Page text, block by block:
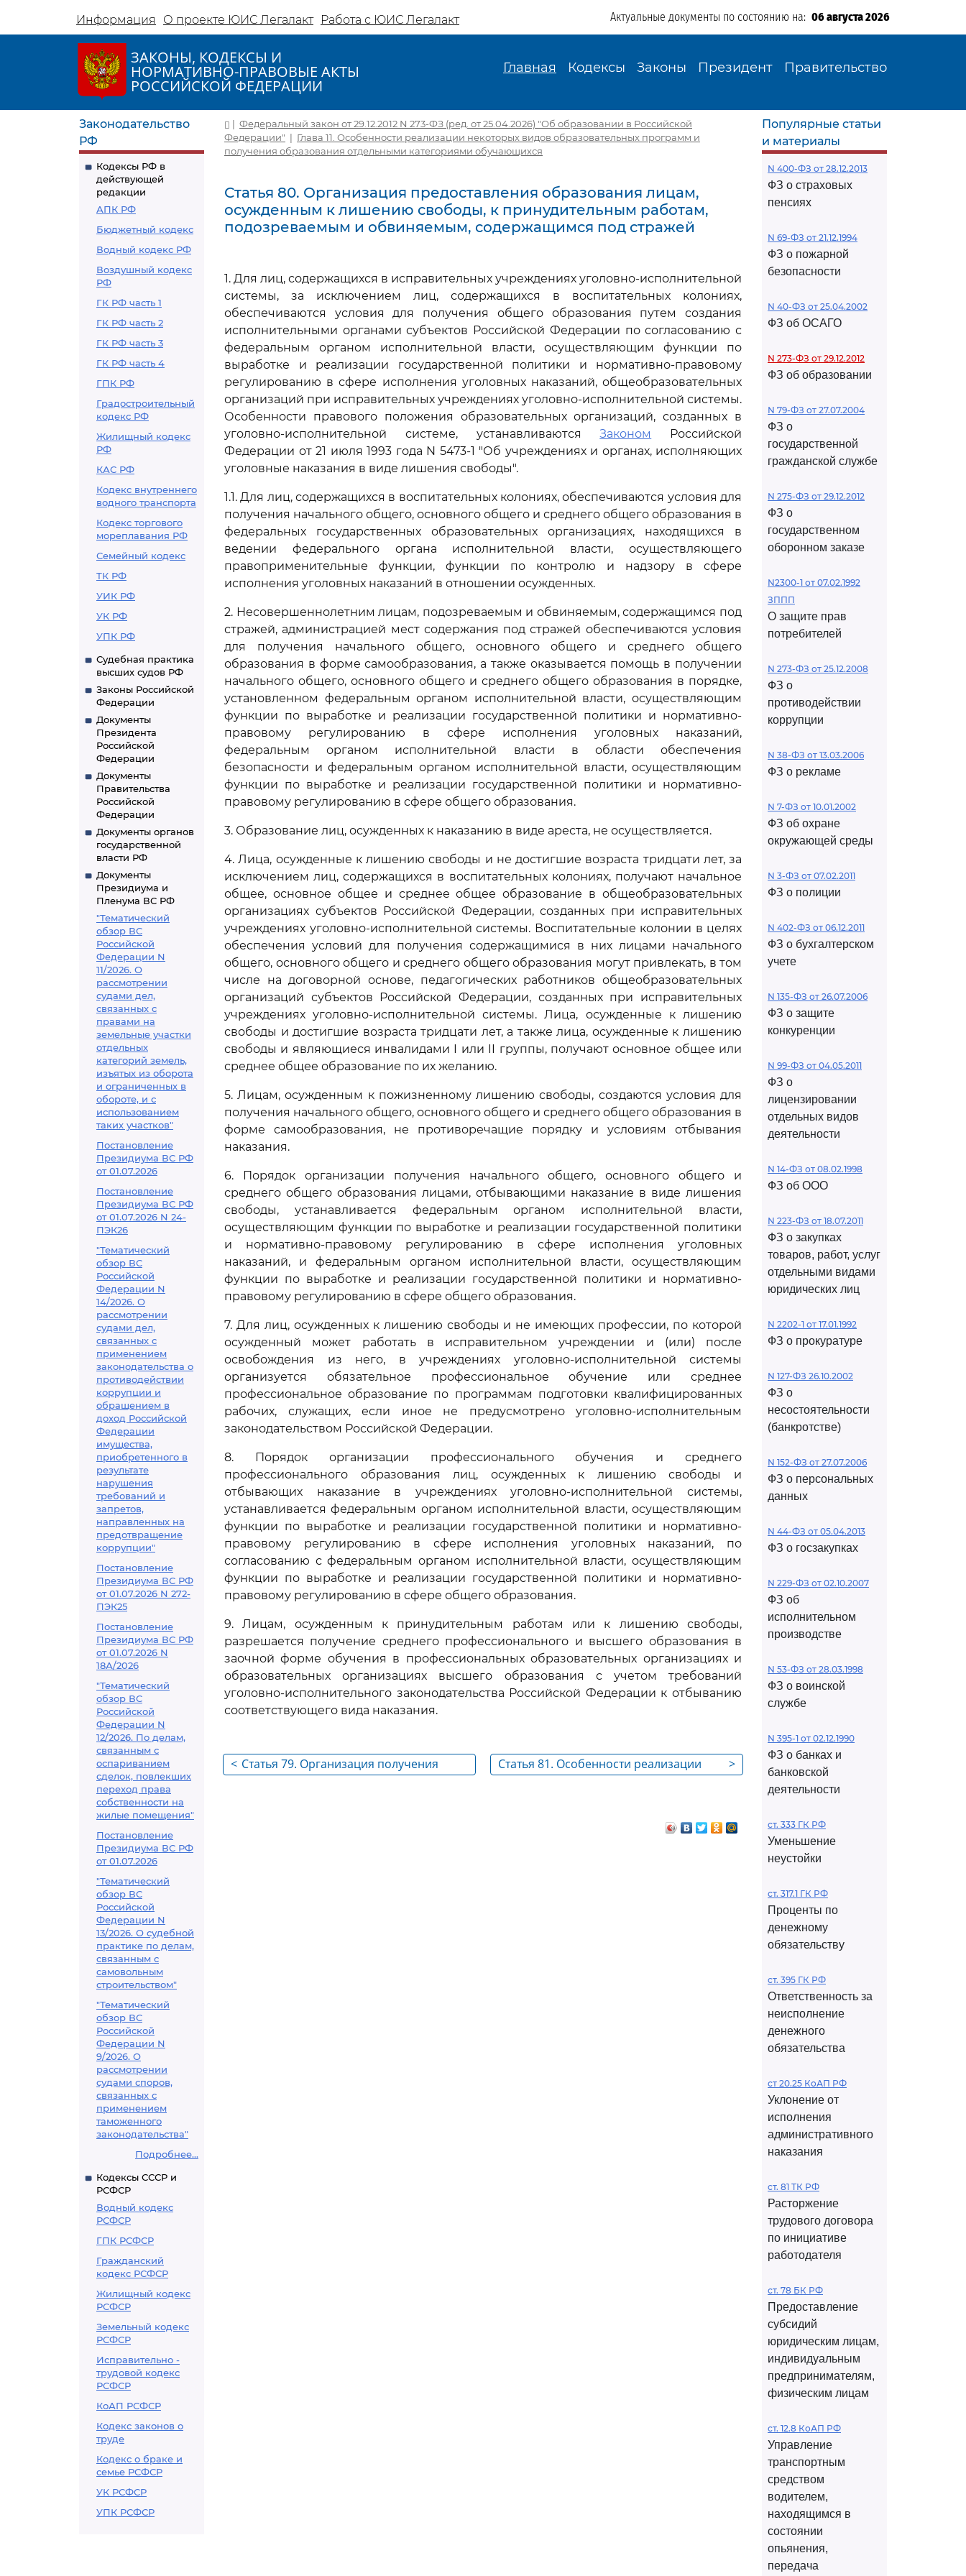
Информация О проекте ЮИС Легалакт Работа с ЮИС Легалакт Актуальные документы по состоянию на: 06 августа 2026
ЗАКОНЫ, КОДЕКСЫ И
НОРМАТИВНО-ПРАВОВЫЕ АКТЫ
РОССИЙСКОЙ ФЕДЕРАЦИИ
Главная Кодексы Законы Президент Правительство
Законодательство
РФ
Кодексы РФ в
действующей
редакции
АПК РФ
Бюджетный кодекс
Водный кодекс РФ
Воздушный кодекс
РФ
ГК РФ часть 1
ГК РФ часть 2
ГК РФ часть 3
ГК РФ часть 4
ГПК РФ
Градостроительный
кодекс РФ
Жилищный кодекс
РФ
КАС РФ
Кодекс внутреннего
водного транспорта
Кодекс торгового
мореплавания РФ
Семейный кодекс
ТК РФ
УИК РФ
УК РФ
УПК РФ
Судебная практика
высших судов РФ
Законы Российской
Федерации
Документы
Президента
Российской
Федерации
Документы
Правительства
Российской
Федерации
Документы органов
государственной
власти РФ
Документы
Президиума и
Пленума ВС РФ
"Тематический
обзор ВС
Российской
Федерации N
11/2026. О
рассмотрении
судами дел,
связанных с
правами на
земельные участки
отдельных
категорий земель,
изъятых из оборота
и ограниченных в
обороте, и с
использованием
таких участков"
Постановление
Президиума ВС РФ
от 01.07.2026
Постановление
Президиума ВС РФ
от 01.07.2026 N 24-
ПЭК26
"Тематический
обзор ВС
Российской
Федерации N
14/2026. О
рассмотрении
судами дел,
связанных с
применением
законодательства о
противодействии
коррупции и
обращением в
доход Российской
Федерации
имущества,
приобретенного в
результате
нарушения
требований и
запретов,
направленных на
предотвращение
коррупции"
Постановление
Президиума ВС РФ
от 01.07.2026 N 272-
ПЭК25
Постановление
Президиума ВС РФ
от 01.07.2026 N
18А/2026
"Тематический
обзор ВС
Российской
Федерации N
12/2026. По делам,
связанным с
оспариванием
сделок, повлекших
переход права
собственности на
жилые помещения"
Постановление
Президиума ВС РФ
от 01.07.2026
"Тематический
обзор ВС
Российской
Федерации N
13/2026. О судебной
практике по делам,
связанным с
самовольным
строительством"
"Тематический
обзор ВС
Российской
Федерации N
9/2026. О
рассмотрении
судами споров,
связанных с
применением
таможенного
законодательства"
Подробнее...
Кодексы СССР и
РСФСР
Водный кодекс
РСФСР
ГПК РСФСР
Гражданский
кодекс РСФСР
Жилищный кодекс
РСФСР
Земельный кодекс
РСФСР
Исправительно -
трудовой кодекс
РСФСР
КоАП РСФСР
Кодекс законов о
труде
Кодекс о браке и
семье РСФСР
УК РСФСР
УПК РСФСР
| Федеральный закон от 29.12.2012 N 273-ФЗ (ред. от 25.04.2026) "Об образовании в Российской
Федерации" | Глава 11. Особенности реализации некоторых видов образовательных программ и
получения образования отдельными категориями обучающихся
Статья 80. Организация предоставления образования лицам,
осужденным к лишению свободы, к принудительным работам,
подозреваемым и обвиняемым, содержащимся под стражей
1. Для лиц, содержащихся в исправительных учреждениях уголовно-исполнительной
системы, за исключением лиц, содержащихся в воспитательных колониях,
обеспечиваются условия для получения общего образования путем создания
исполнительными органами субъектов Российской Федерации по согласованию с
федеральным органом исполнительной власти, осуществляющим функции по
выработке и реализации государственной политики и нормативно-правовому
регулированию в сфере исполнения уголовных наказаний, общеобразовательных
организаций при исправительных учреждениях уголовно-исполнительной системы.
Особенности правового положения образовательных организаций, созданных в
уголовно-исполнительной системе, устанавливаютсяЗаконом
Российской
Федерации от 21 июля 1993 года N 5473-1 "Об учреждениях и органах, исполняющих
уголовные наказания в виде лишения свободы".
1.1. Для лиц, содержащихся в воспитательных колониях, обеспечиваются условия для
получения начального общего, основного общего и среднего общего образования в
федеральных государственных образовательных организациях, находящихся в
ведении федерального органа исполнительной власти, осуществляющего
правоприменительные функции, функции по контролю и надзору в сфере
исполнения уголовных наказаний в отношении осужденных.
2. Несовершеннолетним лицам, подозреваемым и обвиняемым, содержащимся под
стражей, администрацией мест содержания под стражей обеспечиваются условия
для получения начального общего, основного общего и среднего общего
образования в форме самообразования, а также оказывается помощь в получении
начального общего, основного общего и среднего общего образования в порядке,
установленном федеральным органом исполнительной власти, осуществляющим
функции по выработке и реализации государственной политики и нормативно-
правовому регулированию в сфере исполнения уголовных наказаний,
федеральным органом исполнительной власти в области обеспечения
безопасности и федеральным органом исполнительной власти, осуществляющим
функции по выработке и реализации государственной политики и нормативно-
правовому регулированию в сфере общего образования.
3. Образование лиц, осужденных к наказанию в виде ареста, не осуществляется.
4. Лица, осужденные к лишению свободы и не достигшие возраста тридцати лет, за
исключением лиц, содержащихся в воспитательных колониях, получают начальное
общее, основное общее и среднее общее образование в общеобразовательных
организациях субъектов Российской Федерации, созданных при исправительных
учреждениях уголовно-исполнительной системы. Воспитательные колонии в целях
обеспечения условий для получения содержащимися в них лицами начального
общего, основного общего и среднего общего образования могут привлекать, в том
числе на договорной основе, педагогических работников общеобразовательных
организаций субъектов Российской Федерации, созданных при исправительных
учреждениях уголовно-исполнительной системы. Лица, осужденные к лишению
свободы и достигшие возраста тридцати лет, а также лица, осужденные к лишению
свободы и являющиеся инвалидами I или II группы, получают основное общее или
среднее общее образование по их желанию.
5. Лицам, осужденным к пожизненному лишению свободы, создаются условия для
получения начального общего, основного общего и среднего общего образования в
форме самообразования, не противоречащие порядку и условиям отбывания
наказания.
6. Порядок организации получения начального общего, основного общего и
среднего общего образования лицами, отбывающими наказание в виде лишения
свободы, устанавливается федеральным органом исполнительной власти,
осуществляющим функции по выработке и реализации государственной политики
и нормативно-правовому регулированию в сфере исполнения уголовных
наказаний, и федеральным органом исполнительной власти, осуществляющим
функции по выработке и реализации государственной политики и нормативно-
правовому регулированию в сфере общего образования.
7. Для лиц, осужденных к лишению свободы и не имеющих профессии, по которой
осужденный может работать в исправительном учреждении и (или) после
освобождения из него, в учреждениях уголовно-исполнительной системы
организуется обязательное профессиональное обучение или среднее
профессиональное образование по программам подготовки квалифицированных
рабочих, служащих, если иное не предусмотрено уголовно-исполнительным
законодательством Российской Федерации.
8. Порядок организации профессионального обучения и среднего
профессионального образования лиц, осужденных к лишению свободы и
отбывающих наказание в учреждениях уголовно-исполнительной системы,
устанавливается федеральным органом исполнительной власти, осуществляющим
функции по выработке и реализации государственной политики и нормативно-
правовому регулированию в сфере исполнения уголовных наказаний, по
согласованию с федеральным органом исполнительной власти, осуществляющим
функции по выработке и реализации государственной политики и нормативно-
правовому регулированию в сфере общего образования.
9. Лицам, осужденным к принудительным работам или к лишению свободы,
разрешается получение среднего профессионального и высшего образования в
заочной форме обучения в профессиональных образовательных организациях и
образовательных организациях высшего образования с учетом требований
уголовно-исполнительного законодательства Российской Федерации к отбыванию
соответствующего вида наказания.
< Статья 79. Организация получения
>
Статья 81. Особенности реализации
образовательных организаций
федеральных государственных
Популярные статьи
и материалы
N 400-ФЗ от 28.12.2013
ФЗ о страховых
пенсиях
N 69-ФЗ от 21.12.1994
ФЗ о пожарной
безопасности
N 40-ФЗ от 25.04.2002
ФЗ об ОСАГО
N 273-ФЗ от 29.12.2012
ФЗ об образовании
N 79-ФЗ от 27.07.2004
ФЗ о
государственной
гражданской службе
N 275-ФЗ от 29.12.2012
ФЗ о
государственном
оборонном заказе
N2300-1 от 07.02.1992
ЗППП
О защите прав
потребителей
N 273-ФЗ от 25.12.2008
ФЗ о
противодействии
коррупции
N 38-ФЗ от 13.03.2006
ФЗ о рекламе
N 7-ФЗ от 10.01.2002
ФЗ об охране
окружающей среды
N 3-ФЗ от 07.02.2011
ФЗ о полиции
N 402-ФЗ от 06.12.2011
ФЗ о бухгалтерском
учете
N 135-ФЗ от 26.07.2006
ФЗ о защите
конкуренции
N 99-ФЗ от 04.05.2011
ФЗ о
лицензировании
отдельных видов
деятельности
N 14-ФЗ от 08.02.1998
ФЗ об ООО
N 223-ФЗ от 18.07.2011
ФЗ о закупках
товаров, работ, услуг
отдельными видами
юридических лиц
N 2202-1 от 17.01.1992
ФЗ о прокуратуре
N 127-ФЗ 26.10.2002
ФЗ о
несостоятельности
(банкротстве)
N 152-ФЗ от 27.07.2006
ФЗ о персональных
данных
N 44-ФЗ от 05.04.2013
ФЗ о госзакупках
N 229-ФЗ от 02.10.2007
ФЗ об
исполнительном
производстве
N 53-ФЗ от 28.03.1998
ФЗ о воинской
службе
N 395-1 от 02.12.1990
ФЗ о банках и
банковской
деятельности
ст. 333 ГК РФ
Уменьшение
неустойки
ст. 317.1 ГК РФ
Проценты по
денежному
обязательству
ст. 395 ГК РФ
Ответственность за
неисполнение
денежного
обязательства
ст 20.25 КоАП РФ
Уклонение от
исполнения
административного
наказания
ст. 81 ТК РФ
Расторжение
трудового договора
по инициативе
работодателя
ст. 78 БК РФ
Предоставление
субсидий
юридическим лицам,
индивидуальным
предпринимателям,
физическим лицам
ст. 12.8 КоАП РФ
Управление
транспортным
средством
водителем,
находящимся в
состоянии
опьянения,
передача